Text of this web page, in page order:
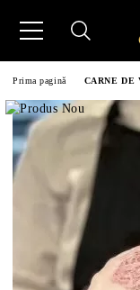
Prima pagină CARNE DE